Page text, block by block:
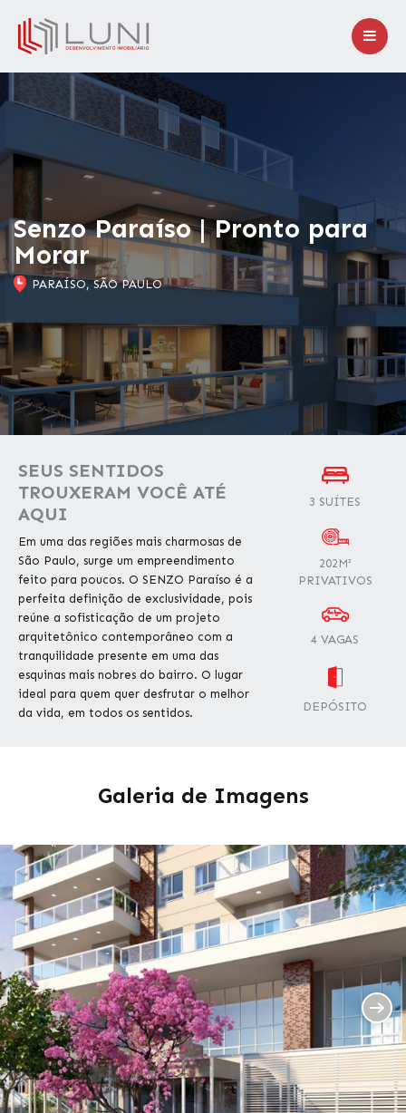
Senzo Paraíso | Pronto para
Morar
PARAÍSO, SÃO PAULO
SEUS SENTIDOS
TROUXERAM VOCÊ ATÉ
AQUI
Em uma das regiões mais charmosas de
São Paulo, surge um empreendimento
feito para poucos. O SENZO Paraíso é a
perfeita definição de exclusividade, pois
reúne a sofisticação de um projeto
arquitetônico contemporâneo com a
tranquilidade presente em uma das
esquinas mais nobres do bairro. O lugar
ideal para quem quer desfrutar o melhor
da vida, em todos os sentidos.
3 SUÍTES
202M²
PRIVATIVOS
4 VAGAS
DEPÓSITO
Galeria de Imagens